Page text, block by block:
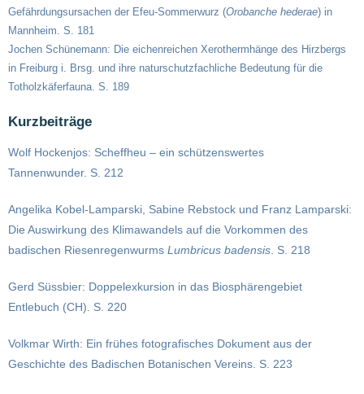
Gefährdungsursachen der Efeu-Sommerwurz (Orobanche hederae) in
Mannheim. S. 181
Jochen Schünemann: Die eichenreichen Xerothermhänge des Hirzbergs
in Freiburg i. Brsg. und ihre naturschutzfachliche Bedeutung für die
Totholzkäferfauna. S. 189
Kurzbeiträge
Wolf Hockenjos: Scheffheu – ein schützenswertes
Tannenwunder. S. 212
Angelika Kobel-Lamparski, Sabine Rebstock und Franz Lamparski:
Die Auswirkung des Klimawandels auf die Vorkommen des
badischen Riesenregenwurms Lumbricus badensis . S. 218
Gerd Süssbier: Doppelexkursion in das Biosphärengebiet
Entlebuch (CH). S. 220
Volkmar Wirth: Ein frühes fotografisches Dokument aus der
Geschichte des Badischen Botanischen Vereins. S. 223